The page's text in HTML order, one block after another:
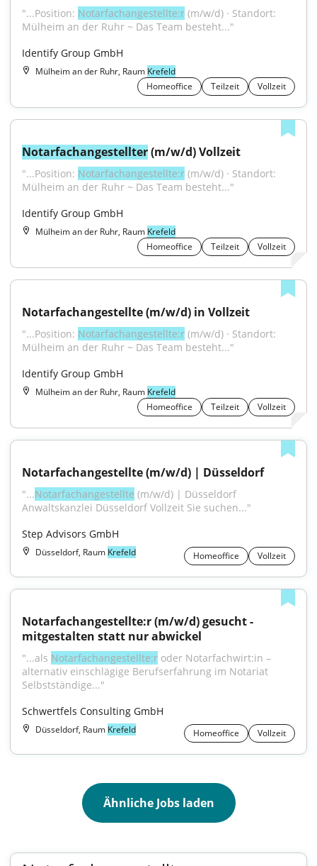
"...Position: Notarfachangestellte:r (m/w/d) · Standort:
Mülheim an der Ruhr ~ Das Team besteht..."
Identify Group GmbH
Mülheim an der Ruhr, Raum Krefeld
Homeoffice
Teilzeit Vollzeit
Notarfachangestellter (m/w/d) Vollzeit
"...Position: Notarfachangestellte:r (m/w/d) · Standort:
Mülheim an der Ruhr ~ Das Team besteht..."
Identify Group GmbH
Mülheim an der Ruhr, Raum Krefeld
Homeoffice
Teilzeit Vollzeit
Notarfachangestellte (m/w/d) in Vollzeit
"...Position: Notarfachangestellte:r (m/w/d) · Standort:
Mülheim an der Ruhr ~ Das Team besteht..."
Identify Group GmbH
Mülheim an der Ruhr, Raum Krefeld
Homeoffice
Teilzeit Vollzeit
Notarfachangestellte (m/w/d) | Düsseldorf
"...Notarfachangestellte (m/w/d) | Düsseldorf
Anwaltskanzlei Düsseldorf Vollzeit Sie suchen..."
Step Advisors GmbH
Düsseldorf, Raum Krefeld Homeoffice Vollzeit
Notarfachangestellte:r (m/w/d) gesucht -
mitgestalten statt nur abwickel
"...als Notarfachangestellte:r oder Notarfachwirt:in –
alternativ einschlägige Berufserfahrung im Notariat
Selbstständige..."
Schwertfels Consulting GmbH
Düsseldorf, Raum Krefeld Homeoffice Vollzeit
Ähnliche Jobs laden